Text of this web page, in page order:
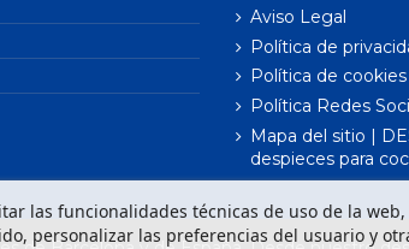
Aviso Legal
Política de
Política de cookies
Política Redes
Mapa del sitio |
despieces para
las funcionalidades técnicas de uso de la web,
personalizar las preferencias del usuario y